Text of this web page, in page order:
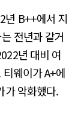
년 B++에서 지
전년과 같거
년 대비 여
웨이가 A+에
가 악화했다.